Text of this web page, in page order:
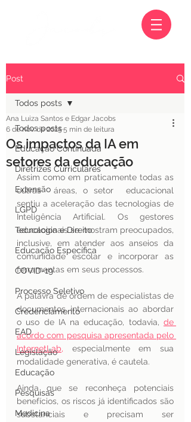
Post
Todos posts
Educação Continuada
Diretrizes Curriculares
Extensão
LGPD
Tecnologia e Direito
Educação Específica
COVID-19
Processo Seletivo
Credenciamento
EAD
Legislação
Educação
Pesquisas
Medicina
Todos posts
Os impactos da IA em
setores da educação
Ana Luiza Santos e Edgar Jacobs
6 de nov. de 20255 min de leitura
Assim como em praticamente todas as
outras  áreas, o setor  educacional
sentiu a aceleração das tecnologias de
Inteligência Artificial. Os gestores
educacionais se mostram preocupados,
inclusive, em atender aos anseios da
comunidade escolar e incorporar as
ferramentas em seus processos.
A palavra de ordem de especialistas de
documentos internacionais ao abordar
o uso de IA na educação, todavia, de
acordo com pesquisa apresentada pelo
InternetLab, especialmente em sua
modalidade generativa, é cautela.
Ainda que se reconheça potenciais
benefícios, os riscos já identificados são
substanciais e precisam ser